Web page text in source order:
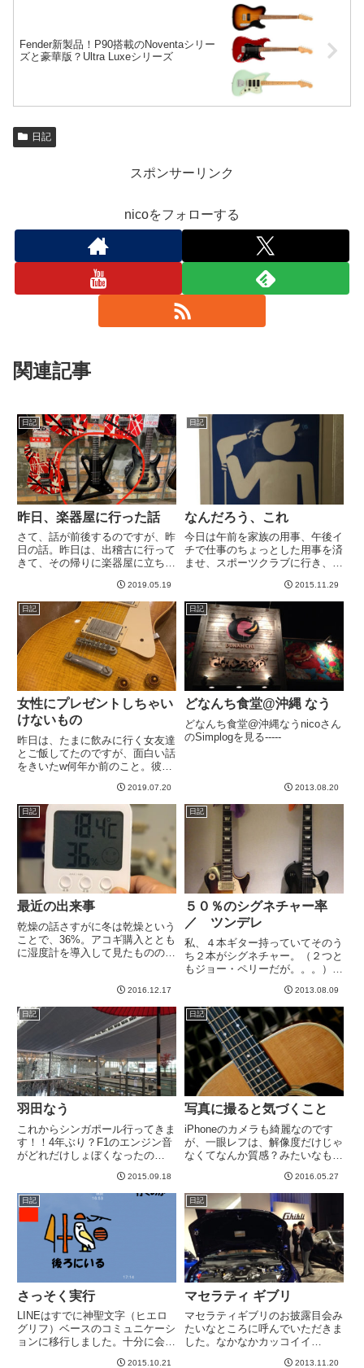
Fender新製品！P90搭載のNoventaシリー
ズと豪華版？Ultra Luxeシリーズ
日記
スポンサーリンク
nicoをフォローする
関連記事
日記
昨日、楽器屋に行った話
さて、話が前後するのですが、昨
日の話。昨日は、出稽古に行って
きて、その帰りに楽器屋に立ち寄
ギ、、、なんですが、最初に見に
行くのはなんかエレキコーナー。
いろいろいいのがあったのです
が、その中で、おおっと思ったの
がこれ...
2019.05.19
日記
なんだろう、これ
今日は午前を家族の用事、午後イ
チで仕事のちょっとした用事を済
ませ、スポーツクラブに行き、こ
ーツクラブでこれを発見。誰かが
髪の毛以外で利用したのだろう。
どういう意味なんだろうか。。。
小学生くらいならふざけて熱風...
2015.11.29
日記
女性にプレゼントしちゃい
けないもの
昨日は、たまに飲みに行く女友達
とご飯してたのですが、面白い話
をきいたw何年か前のこと。彼女
で好きだなあと思ったからがんば
って原文で1回読んでみたんだよ
ね、という話をしたところ、すご
く食いついてきた男の人がい
た、...
2019.07.20
日記
どなんち食堂@沖縄 なう
どなんち食堂@沖縄なうnicoさん
のSimplogを見る-----
2013.08.20
日記
最近の出来事
乾燥の話さすがに冬は乾燥という
ことで、36%。アコギ購入ととも
に湿度計を導入して見たものの、
だろうが２０％だろうが、我が家
のギターの待遇が変わるわけでは
ない。「ああ、６８％か」「あ...
2016.12.17
日記
５０％のシグネチャー率
／ ツンデレ
私、４本ギター持っていてそのう
ち２本がシグネチャー。（２つと
もジョー・ペリーだが。。。）シ
この人、と普通思われるだろう。
それに対して思う。いや、特にそ
ういうわけではないんですよ
ね。。。と。あくまでルックスが
気に...
2013.08.09
日記
羽田なう
これからシンガポール行ってきま
す！！4年ぶり？F1のエンジン音
がどれだけしょぼくなったの
2015.09.18
日記
写真に撮ると気づくこと
iPhoneのカメラも綺麗なのです
が、一眼レフは、解像度だけじゃ
なくてなんか質感？みたいなもの
にカメラは詳しくないです。長男
誕生時に、綺麗な写真が撮ってみ
たい＆どうしても背景をぼかした
いという理由で購入したので...
2016.05.27
日記
さっそく実行
LINEはすでに神聖文字（ヒエロ
グリフ）ベースのコミュニケーシ
ョンに移行しました。十分に会話
2015.10.21
日記
マセラティ ギブリ
マセラティギブリのお披露目会み
たいなところに呼んでいただきま
した。なかなかカッコイイ
2013.11.20